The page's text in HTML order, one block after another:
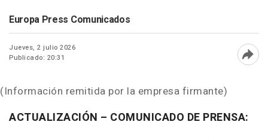
Europa Press Comunicados
Jueves, 2 julio 2026
Publicado: 20:31
(Información remitida por la empresa firmante)
ACTUALIZACIÓN – COMUNICADO DE PRENSA: